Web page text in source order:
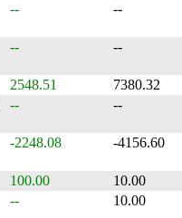
-- --
-- --
2548.51
7380.32
-- --
-2248.08 -4156.60
100.00
10.00
-- 10.00